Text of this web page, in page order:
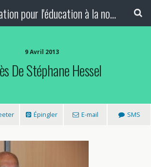
Coordination pour l'éducation à la non-violence et à la paix
9 Avril 2013
De Stéphane Hessel
Épingler E-mail SMS